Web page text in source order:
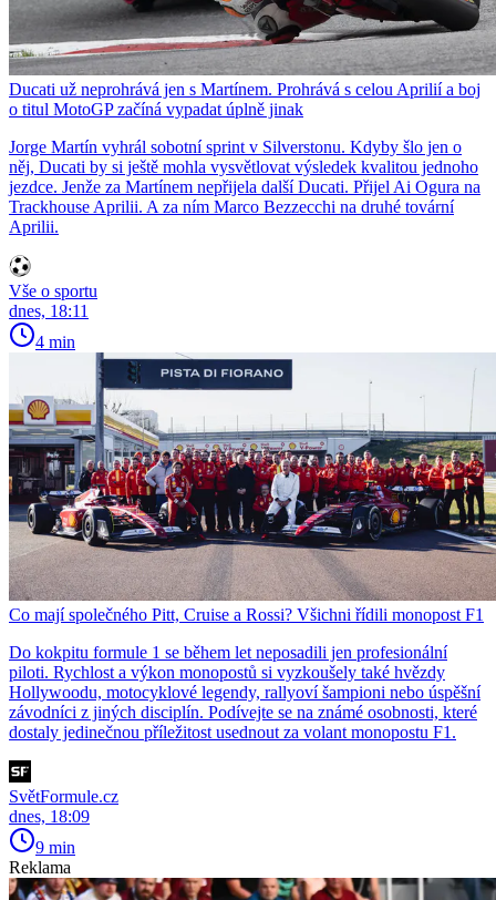
Ducati už neprohrává jen s Martínem. Prohrává s celou Aprilií a boj
o titul MotoGP začíná vypadat úplně jinak
Jorge Martín vyhrál sobotní sprint v Silverstonu. Kdyby šlo jen o
něj, Ducati by si ještě mohla vysvětlovat výsledek kvalitou jednoho
jezdce. Jenže za Martínem nepřijela další Ducati. Přijel Ai Ogura na
Trackhouse Aprilii. A za ním Marco Bezzecchi na druhé tovární
Aprilii.
Vše o sportu
dnes, 18:11
4 min
Co mají společného Pitt, Cruise a Rossi? Všichni řídili monopost F1
Do kokpitu formule 1 se během let neposadili jen profesionální
piloti. Rychlost a výkon monopostů si vyzkoušely také hvězdy
Hollywoodu, motocyklové legendy, rallyoví šampioni nebo úspěšní
závodníci z jiných disciplín. Podívejte se na známé osobnosti, které
dostaly jedinečnou příležitost usednout za volant monopostu F1.
SvětFormule.cz
dnes, 18:09
9 min
Reklama